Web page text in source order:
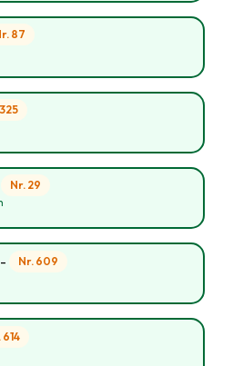
87
Nr. 29
- Nr. 609
614